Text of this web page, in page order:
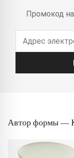
Промокод
Автор формы —